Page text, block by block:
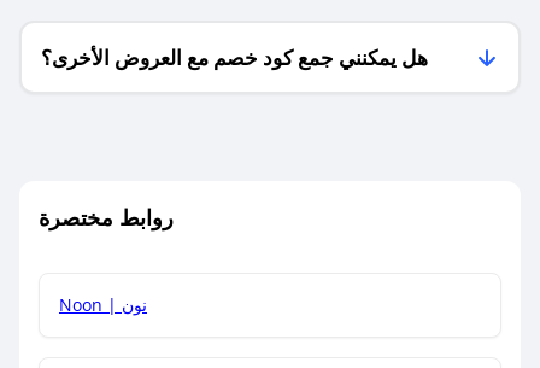
هل يمكنني جمع كود خصم مع العروض الأخرى؟
روابط مختصرة
Noon | نون